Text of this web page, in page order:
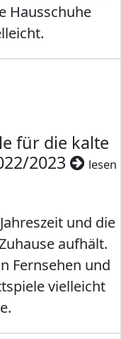
Hausschuhe
für die kalte
2023
lesen
und die
aufhält.
Fernsehen und
vielleicht